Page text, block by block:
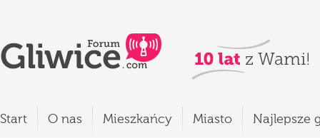
Start O nas Mieszkańcy Miasto Najlepsze